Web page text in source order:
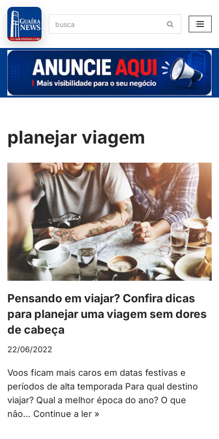
Pular
para
o
conteúdo
planejar viagem
Pensando em viajar? Confira dicas
para planejar uma viagem sem dores
de cabeça
22/06/2022
Voos ficam mais caros em datas festivas e
períodos de alta temporada Para qual destino
viajar? Qual a melhor época do ano? O que
não… Continue a ler »